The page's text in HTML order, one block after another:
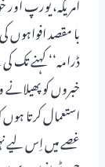
با مقصد افواہوں
ڈرامہ‘‘ کہنے تک
خبروں کو
استعمال کرتا
غصے میں اِس لیے